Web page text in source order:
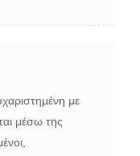
με
μέσω της